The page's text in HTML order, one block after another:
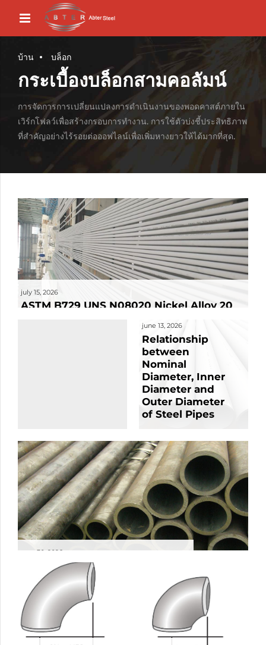
บ้าน บล็อก
กระเบื้องบล็อกสามคอลัมน์
การจัดการการเปลี่ยนแปลงการดำเนินงานของพอดคาสต์ภายใน
เวิร์กโฟลว์เพื่อสร้างกรอบการทำงาน. การใช้ตัวบ่งชี้ประสิทธิภาพ
ที่สำคัญอย่างไร้รอยต่อออฟไลน์เพื่อเพิ่มหางยาวให้ได้มากที่สุด.
july 15, 2026
ASTM B729 UNS N08020 Nickel Alloy 20
june 27, 2026
Long Weld Neck
Flanges (LWN)
june 13, 2026
Relationship
between
Nominal
Diameter, Inner
Diameter and
Outer Diameter
of Steel Pipes
may 30, 2026
EN 10216 Seamless Steel Pipes